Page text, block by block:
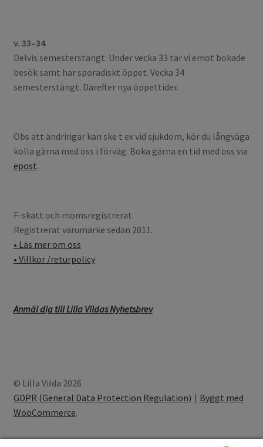
v. 33–34
Delvis semesterstängt. Under vecka 33 tar vi emot bokade
besök samt har sporadiskt öppet. Vecka 34
semesterstängt. Därefter nya öppettider.
Obs att ändringar kan ske t ex vid sjukdom, kör du långväga
kolla gärna med oss i förväg. Boka gärna en tid med oss via
epost.
F-skatt och momsregistrerat.
Registrerat varumärke sedan 2011.
• Läs mer om oss
• Villkor /returpolicy
Anmäl dig till Lilla Vildas Nyhetsbrev
© Lilla Vilda 2026
GDPR (General Data Protection Regulation)
Byggt med
WooCommerce.